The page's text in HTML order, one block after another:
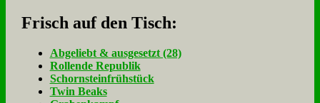
Frisch auf den Tisch:
Ab­ge­liebt & aus­ge­setzt (28)
Rol­len­de Re­pu­blik
Schorn­stein­früh­stück
Twin Beaks